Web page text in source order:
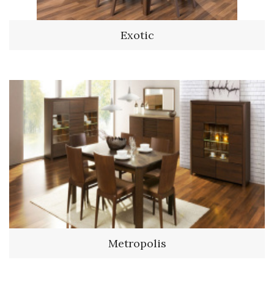
Exotic
Metropolis